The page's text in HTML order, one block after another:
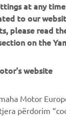
will be on
Motor’s
Shizuoka,
at any
to our
please read
on the
website
Motor
përdorim